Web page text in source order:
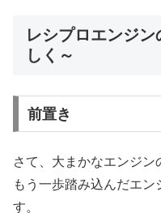
レシプロエンジ
しく～
前置き
さて、大まかなエンジ
もう一歩踏み込んだエン
す。